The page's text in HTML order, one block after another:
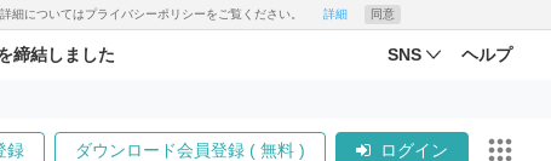
細についてはプライバシーポリシーをご覧ください。 詳細 同意
締結しました SNS ヘルプ
録 ダウンロード会員登録 ( 無料 ) ログイン